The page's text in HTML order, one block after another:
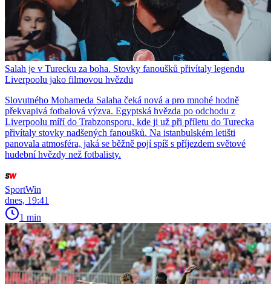
Salah je v Turecku za boha. Stovky fanoušků přivítaly legendu
Liverpoolu jako filmovou hvězdu
Slovutného Mohameda Salaha čeká nová a pro mnohé hodně
překvapivá fotbalová výzva. Egyptská hvězda po odchodu z
Liverpoolu míří do Trabzonsporu, kde ji už při příletu do Turecka
přivítaly stovky nadšených fanoušků. Na istanbulském letišti
panovala atmosféra, jaká se běžně pojí spíš s příjezdem světové
hudební hvězdy než fotbalisty.
SportWin
dnes, 19:41
1 min